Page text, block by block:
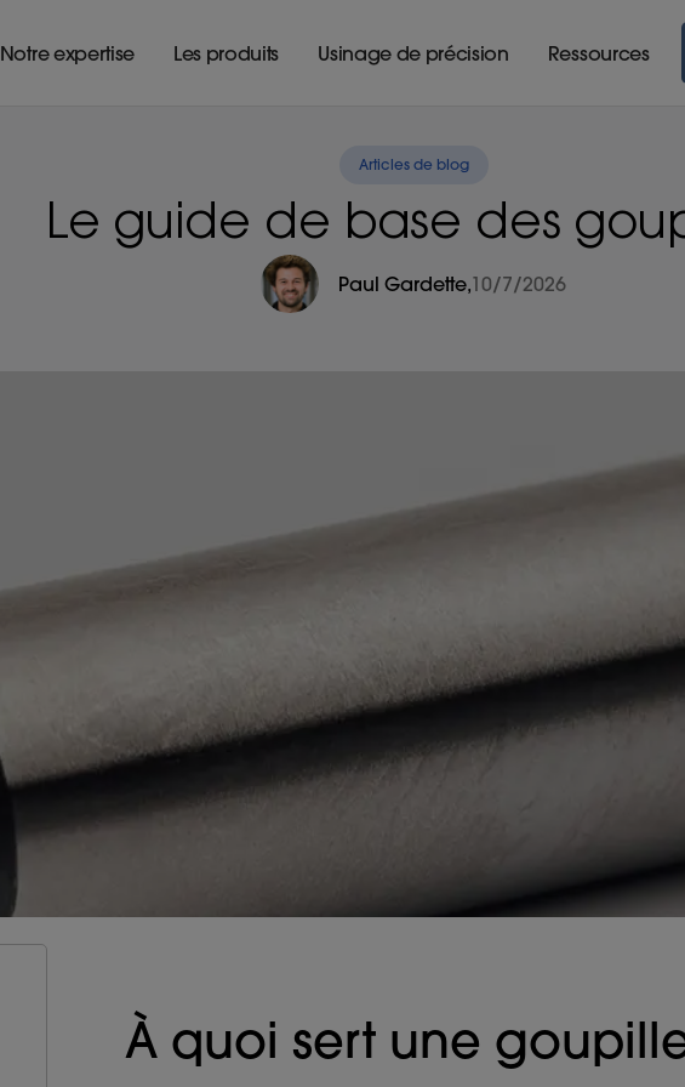
Notre expertise Les produits Usinage de précision Ressources
Articles de blog
Le guide de base des
Paul Gardette,10/7/2026
À quoi sert une